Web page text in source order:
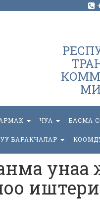
ЧУА БАСМА
БАРАКЧАЛАР
иштери